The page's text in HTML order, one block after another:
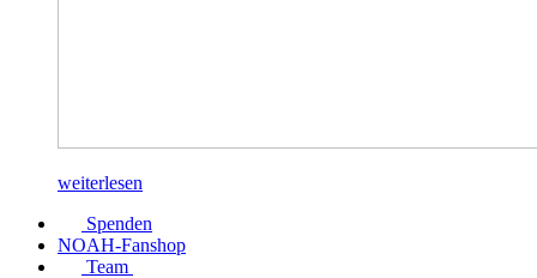
weiterlesen
Spenden
NOAH-Fanshop
Team